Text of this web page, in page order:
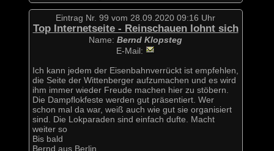
Eintrag Nr. 99 vom 28.09.2020 09:16 Uhr
Top Internetseite - Reinschauen lohnt sich
Name: Bernd Klopsteg
E-Mail:
Ich kann jedem der Eisenbahnverrückt ist empfehlen,
die Seite der Wittenberger aufzumachen und es wird
ihm immer wieder Freude machen hier zu stöbern.
Die Dampflokfeste werden gut präsentiert. Wer
schon mal da war, weiß auch wie gut sie organisiert
sind. Die Lokparaden sind einfach dufte. Macht
weiter so
Bis bald
Bernd aus Berlin